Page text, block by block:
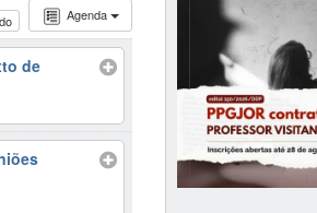
Agenda
de